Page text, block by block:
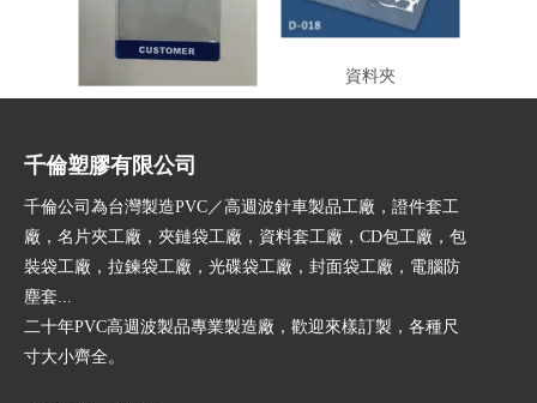
資料夾
千倫塑膠有限公司
千倫公司為台灣製造PVC／高週波針車製品工廠，證件套工
廠，名片夾工廠，夾鏈袋工廠，資料套工廠，CD包工廠，包
裝袋工廠，拉鍊袋工廠，光碟袋工廠，封面袋工廠，電腦防
塵套...
二十年PVC高週波製品專業製造廠，歡迎來樣訂製，各種尺
寸大小齊全。